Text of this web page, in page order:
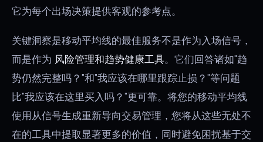
它为每个出场决策提供客观的参考点。
关键洞察是移动平均线的最佳服务不是作为入场信号，
而是作为 风险管理和趋势健康工具。它们回答诸如"趋
势仍然完整吗？"和"我应该在哪里跟踪止损？"等问题
比"我应该在这里买入吗？"更可靠。将您的移动平均线
使用从信号生成重新导向交易管理，您将从这些无处不
在的工具中提取显著更多的价值，同时避免困扰基于交